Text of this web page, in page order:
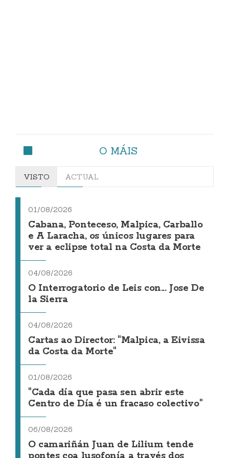
O MÁIS
VISTO ACTUAL
01/08/2026
Cabana, Ponteceso, Malpica, Carballo
e A Laracha, os únicos lugares para
ver a eclipse total na Costa da Morte
04/08/2026
O Interrogatorio de Leis con... Jose De
la Sierra
04/08/2026
Cartas ao Director: "Malpica, a Eivissa
da Costa da Morte"
01/08/2026
"Cada día que pasa sen abrir este
Centro de Día é un fracaso colectivo"
06/08/2026
O camariñán Juan de Lilium tende